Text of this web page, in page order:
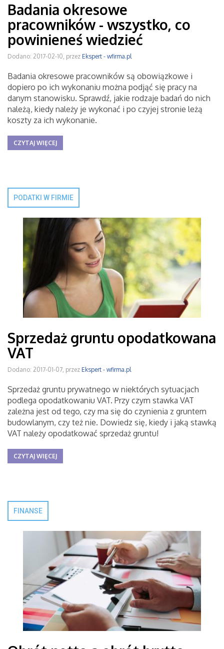
Badania okresowe
pracowników - wszystko, co
powinieneś wiedzieć
Dodano: 2017-02-10, przez Ekspert - wfirma.pl
Badania okresowe pracowników są obowiązkowe i
dopiero po ich wykonaniu można podjąć się pracy na
danym stanowisku. Sprawdź, jakie rodzaje badań do nich
należą, kiedy należy je wykonać i po czyjej stronie leżą
koszty za ich wykonanie.
CZYTAJ WIĘCEJ
PODATKI W FIRMIE
Sprzedaż gruntu opodatkowana
VAT
Dodano: 2017-01-07, przez Ekspert - wfirma.pl
Sprzedaż gruntu prywatnego w niektórych sytuacjach
podlega opodatkowaniu VAT. Przy czym stawka VAT
zależna jest od tego, czy ma się do czynienia z gruntem
budowlanym, czy też nie. Dowiedz się, kiedy i jaką stawką
VAT należy opodatkować sprzedaż gruntu!
CZYTAJ WIĘCEJ
FINANSE